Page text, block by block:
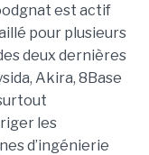
est actif
pour plusieurs
deux dernières
Akira, 8Base
les
d’ingénierie